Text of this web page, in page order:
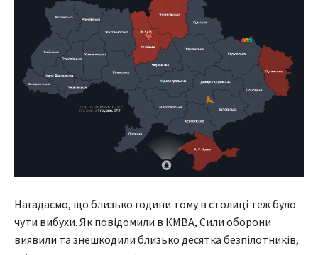
Нагадаємо, що близько години тому в столиці теж було
чути вибухи. Як повідомили в КМВА, Сили оборони
виявили та знешкодили близько десятка безпілотників,